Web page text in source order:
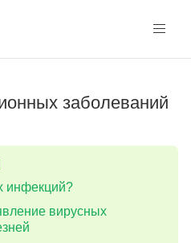
заболеваний
инфекций?
вирусных